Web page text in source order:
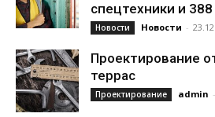
спецтехники и
Новости Новости -
Проектирование
террас
Проектирование admin -